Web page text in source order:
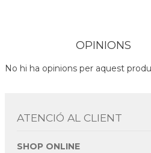
OPINIONS
No hi ha opinions per aquest
ATENCIÓ AL CLIENT
SHOP ONLINE